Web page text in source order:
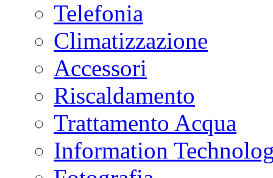
Telefonia
Climatizzazione
Accessori
Riscaldamento
Trattamento Acqua
Information